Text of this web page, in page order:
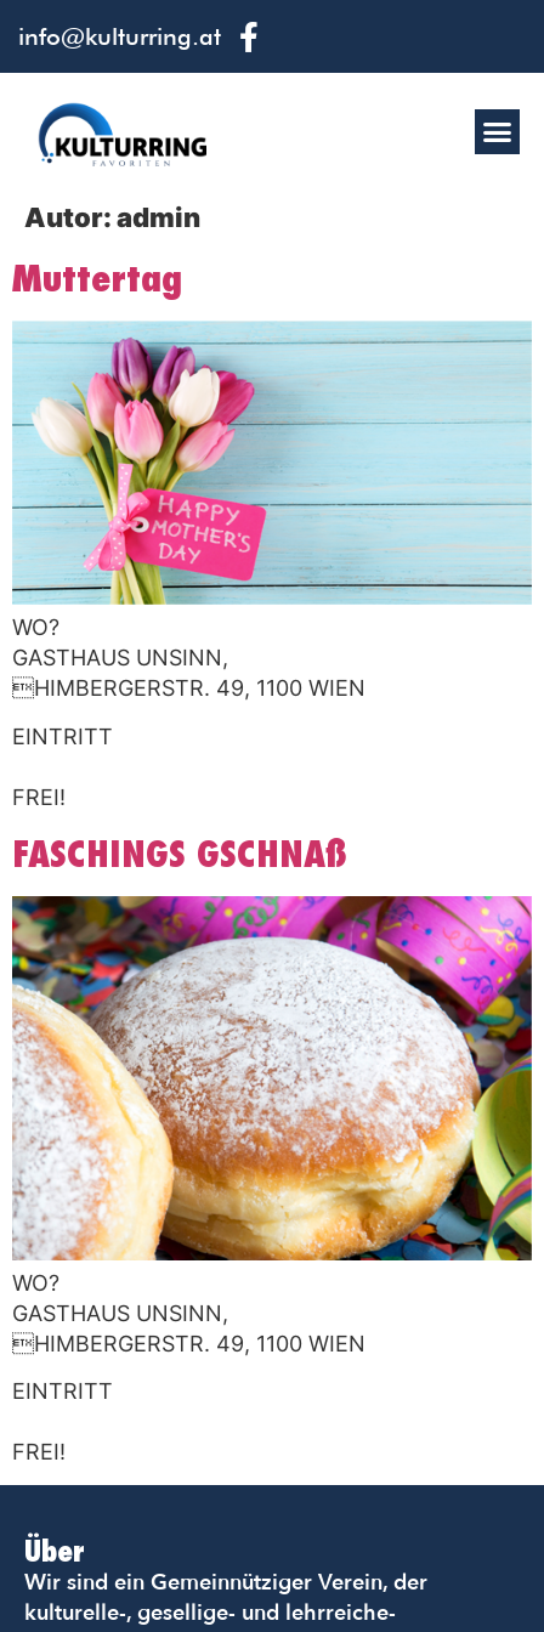
info@kulturring.at
Autor:admin
Muttertag
WO?
GASTHAUS UNSINN,
HIMBERGERSTR. 49, 1100 WIEN
EINTRITT
FREI!
FASCHINGS GSCHNAß
WO?
GASTHAUS UNSINN,
HIMBERGERSTR. 49, 1100 WIEN
EINTRITT
FREI!
Über
Wir sind ein Gemeinnütziger Verein, der
kulturelle-, gesellige- und lehrreiche-